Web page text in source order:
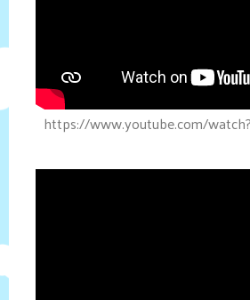
https://www.youtube.com/